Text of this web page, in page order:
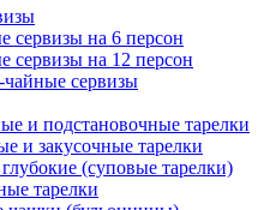
сервизы на 6 персон
сервизы на 12 персон
сервизы
и подстановочные тарелки
и закусочные тарелки
(суповые тарелки)
тарелки